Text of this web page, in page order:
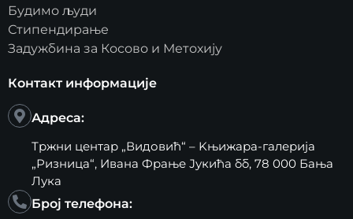
Будимо људи
Стипендирање
Задужбина за Косово и Метохију
Контакт информације
Адреса:
Тржни центар „Видовић“ – Kњижара-галерија
„Ризница“, Ивана Фрање Јукића бб, 78 000 Бања
Лука
Број телефона: